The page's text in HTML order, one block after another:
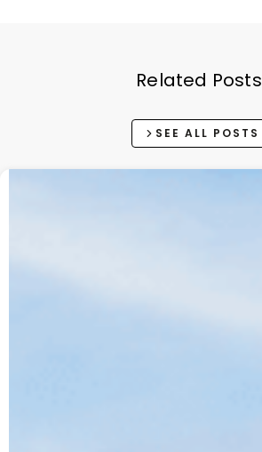
Related Posts
SEE ALL POSTS